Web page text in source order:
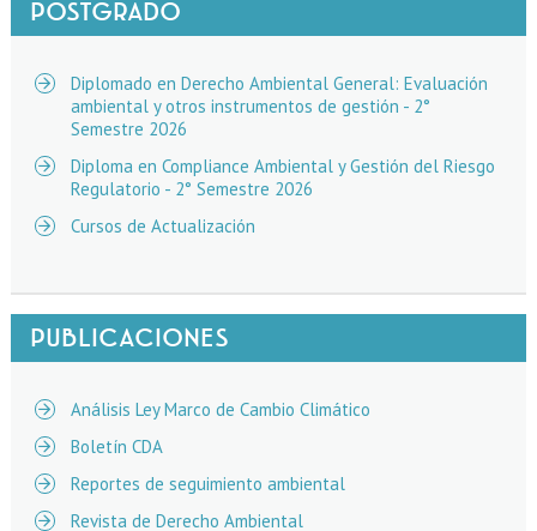
POSTGRADO
Diplomado en Derecho Ambiental General: Evaluación
ambiental y otros instrumentos de gestión - 2°
Semestre 2026
Diploma en Compliance Ambiental y Gestión del Riesgo
Regulatorio - 2° Semestre 2026
Cursos de Actualización
PUBLICACIONES
Análisis Ley Marco de Cambio Climático
Boletín CDA
Reportes de seguimiento ambiental
Revista de Derecho Ambiental